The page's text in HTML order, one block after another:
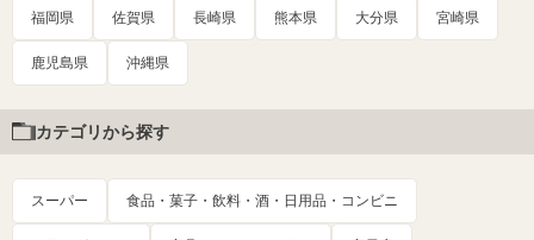
福岡県 佐賀県 長崎県 熊本県 大分県 宮崎県
鹿児島県 沖縄県
カテゴリから探す
スーパー 食品・菓子・飲料・酒・日用品・コンビニ